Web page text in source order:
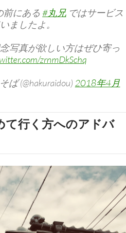
にある #丸兄ではサービス
ましたよ。
写真が欲しい方はぜひ寄っ
zrnmDkSchq
(@hakuraidou) 2018年4月
て行く方へのアドバ